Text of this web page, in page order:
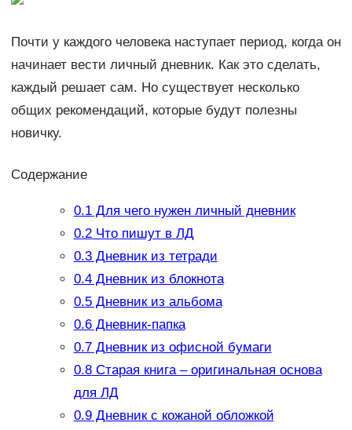
Почти у каждого человека наступает период, когда он
начинает вести личный дневник. Как это сделать,
каждый решает сам. Но существует несколько
общих рекомендаций, которые будут полезны
новичку.
Содержание
0.1Для чего нужен личный дневник
0.2Что пишут в ЛД
0.3Дневник из тетради
0.4Дневник из блокнота
0.5Дневник из альбома
0.6Дневник-папка
0.7Дневник из офисной бумаги
0.8Старая книга – оригинальная основа
для ЛД
0.9Дневник с кожаной обложкой